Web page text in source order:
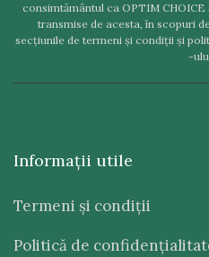
consimtământul ca OPTIM
transmise de acesta, în scopuri
secţiunile de termeni şi condiţii şi
-
Informaţii utile
Termeni şi condiţii
Politică de